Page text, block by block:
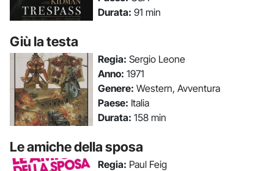
Durata: 91 min
Giù la testa
Regia: Sergio Leone
Anno: 1971
Genere: Western, Avventura
Paese: Italia
Durata: 158 min
Le amiche della sposa
Regia: Paul Feig